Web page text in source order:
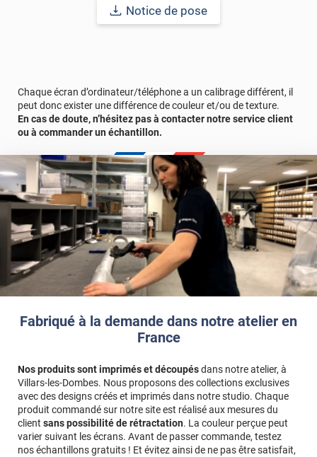
Fabriqué à la demande dans notre atelier en
France
Nos produits sont imprimés et découpésdans notre atelier, à
Villars-les-Dombes. Nous proposons des collections exclusives
avec des designs créés et imprimés dans notre studio. Chaque
produit commandé sur notre site est réalisé aux mesures du
client sans possibilité de rétractation. La couleur perçue peut
varier suivant les écrans. Avant de passer commande, testez
nos échantillons gratuits ! Et évitez ainsi de ne pas être satisfait,
écaillage, délamination et jaunissement)
Notice de pose
Chaque écran d’ordinateur/téléphone a un calibrage différent, il
peut donc exister une différence de couleur et/ou de texture.
En cas de doute, n’hésitez pas à contacter notre service client
ou à commander un échantillon.